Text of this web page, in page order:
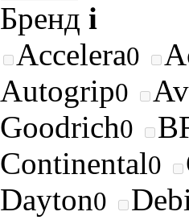
Бренд i
Accelera0
Autogrip0
Goodrich0
Continental0
Dayton0